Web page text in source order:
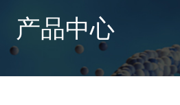
产品中心